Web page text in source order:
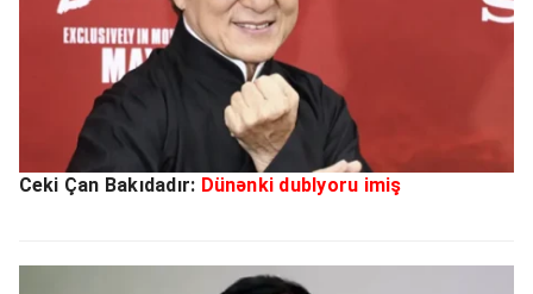
Ceki Çan Bakıdadır: Dünənki dublyoru imiş